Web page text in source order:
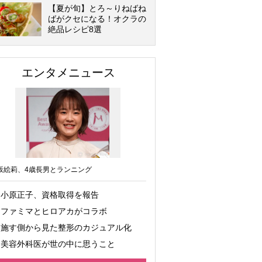
【夏が旬】とろ～りねばね
ばがクセになる！オクラの
絶品レシピ8選
エンタメニュース
絵莉、4歳長男とランニング
小原正子、資格取得を報告
ファミマとヒロアカがコラボ
施す側から見た整形のカジュアル化
美容外科医が世の中に思うこと